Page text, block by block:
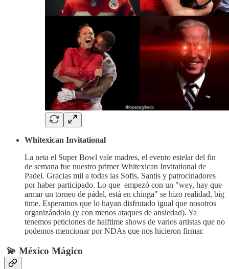
Whitexican Invitational
La neta el Super Bowl vale madres, el evento estelar del fin
de semana fue nuestro primer Whitexican Invitational de
Padel. Gracias mil a todas las Sofis, Santis y patrocinadores
por haber participado. Lo que empezó con un "wey, hay que
armar un torneo de pádel, está en chinga" se hizo realidad, big
time. Esperamos que lo hayan disfrutado igual que nosotros
organizándolo (y con menos ataques de ansiedad). Ya
tenemos peticiones de halftime shows de varios artistas que no
podemos mencionar por NDAs que nos hicieron firmar.
💫 México Mágico